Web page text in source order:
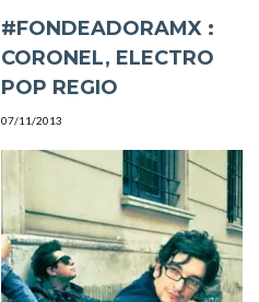
#FONDEADORAMX :
CORONEL, ELECTRO
POP REGIO
07/11/2013